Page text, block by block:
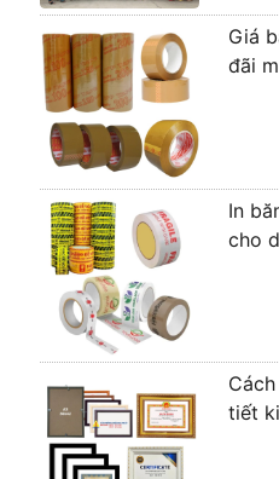
Giá
đãi
In
cho
tiết